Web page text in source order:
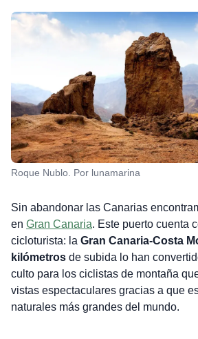
Roque Nublo. Por lunamarina
Sin abandonar las Canarias
en Gran Canaria. Este puerto cuenta
cicloturista: la Gran Canaria-Costa
kilómetrosde subida lo han
culto para los ciclistas de montaña
vistas espectaculares gracias a que
naturales más grandes del mundo.